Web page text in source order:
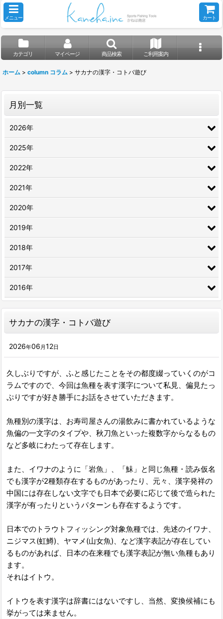
メニュー カート
カテゴリ マイページ 商品検索 ご利用案内
ホーム > column コラム > サカナの漢字・コトバ遊び
サカナの漢字・コトバ遊び
2026年06 月12日
久しぶりですが、ふと感じたことをその都度綴っていくのがコ
ラムですので、今回は魚種を表す漢字について私見、偏見たっ
ぷりですが好き勝手にお話をさせていただきます。
魚種別の漢字は、お寿司屋さんの湯飲みに書かれているような
魚偏の一文字のタイプや、秋刀魚といった複数字からなるもの
など多岐にわたって存在します。
また、イワナのように「岩魚」、「鮇」と同じ魚種・読み仮名
でも漢字が2種類存在するものがあったり、元々、漢字発祥の
中国には存在しない文字でも日本で必要に応じて後で造られた
漢字が有ったりというパターンも存在するようです。
日本でのトラウトフィッシング対象魚種では、先述のイワナ、
ニジマス(虹鱒)、ヤマメ(山女魚)、など漢字表記が存在してい
るものがあれば、日本の在来種でも漢字表記が無い魚種もあり
ます。
それはイトウ。
イトウを表す漢字は辞書にはないですし、当然、変換候補にも
挙がっては来ません。
月別一覧
2026年
2025年
2022年
2021年
2020年
2019年
2018年
2017年
2016年